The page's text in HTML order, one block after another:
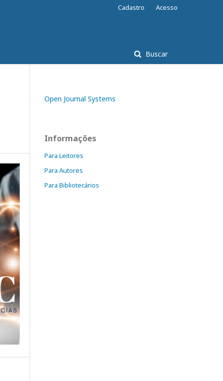
Buscar
Cadastro Acesso
Open Journal Systems
Informações
Para Leitores
Para Autores
Para Bibliotecários